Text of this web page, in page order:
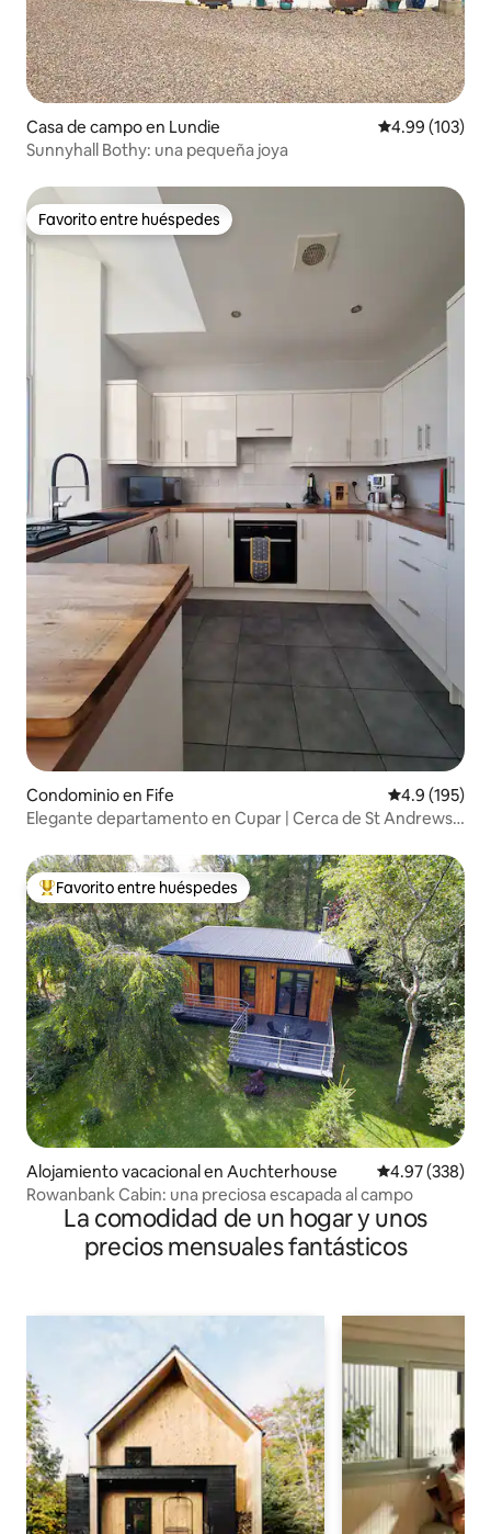
Casa de campo en Lundie Calificación
4.99 (103)
Sunnyhall Bothy: una pequeña joya
Favorito entre huéspedes
Favorito entre huéspedes
Condominio en Fife Calificación
4.9 (195)
Elegante departamento en Cupar | Cerca de St Andrews |
De los mejores en Favorito entre huéspedes
Favorito entre huéspedes
Alojamiento vacacional en Auchterhouse Calificación
4.97 (338)
Rowanbank Cabin: una preciosa escapada al campo
La comodidad de un hogar y unos
precios mensuales fantásticos